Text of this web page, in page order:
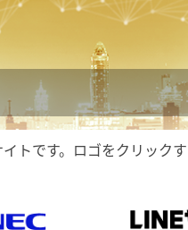
トです。ロゴをクリック